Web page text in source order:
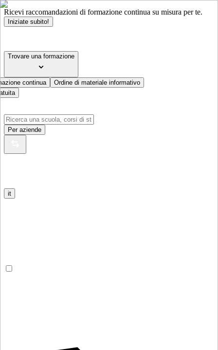
Ricevi raccomandazioni di formazione continua su misura per te.
Iniziate subito!
Trovare una formazione
continua
Ordine di materiale informativo
Per aziende
it